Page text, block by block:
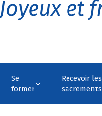
Joyeux et
Se
former
Recevoir les
sacrements